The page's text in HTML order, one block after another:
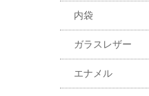
内袋
ガラスレザー
エナメル